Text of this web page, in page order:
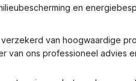
en
van hoogwaardige
van ons professioneel advies